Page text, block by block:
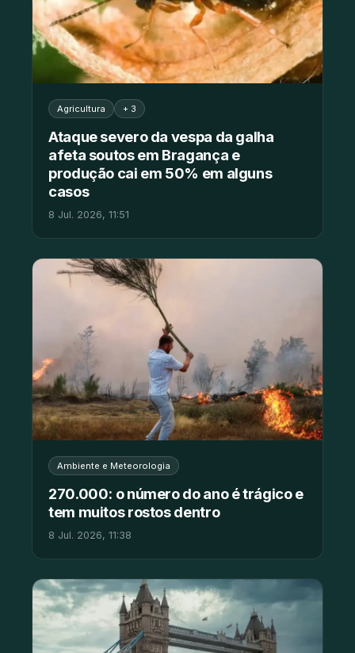
Agricultura + 3
Ataque severo da vespa da galha
afeta soutos em Bragança e
produção cai em 50% em alguns
casos
8 Jul. 2026, 11:51
Ambiente e Meteorologia
270.000: o número do ano é trágico e
tem muitos rostos dentro
8 Jul. 2026, 11:38